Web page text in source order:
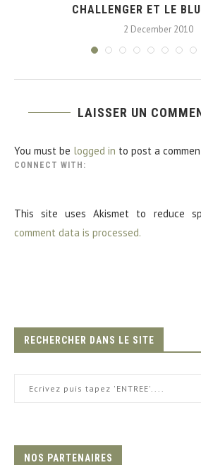
CHALLENGER ET LE
2 December 2010
LAISSER UN
You must be logged in to post a
CONNECT WITH:
This site uses Akismet to reduce
comment data is processed.
RECHERCHER DANS LE SITE
NOS PARTENAIRES